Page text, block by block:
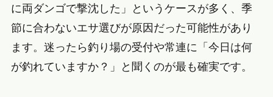
に両ダンゴで撃沈した」というケースが多く、季
節に合わないエサ選びが原因だった可能性があり
ます。迷ったら釣り場の受付や常連に「今日は何
が釣れていますか？」と聞くのが最も確実です。